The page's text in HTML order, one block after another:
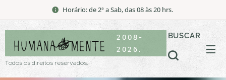
Horário: de 2ª a Sab, das 08 às 20 hrs.
2008-
2026.
Todos os direitos reservados.
BUSCAR